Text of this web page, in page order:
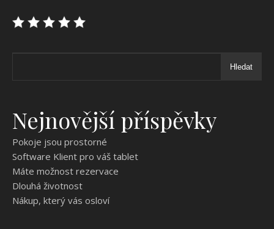
Hledat
Nejnovější příspěvky
Pokoje jsou prostorné
Software Klient pro váš tablet
Máte možnost rezervace
Dlouhá životnost
Nákup, který vás osloví